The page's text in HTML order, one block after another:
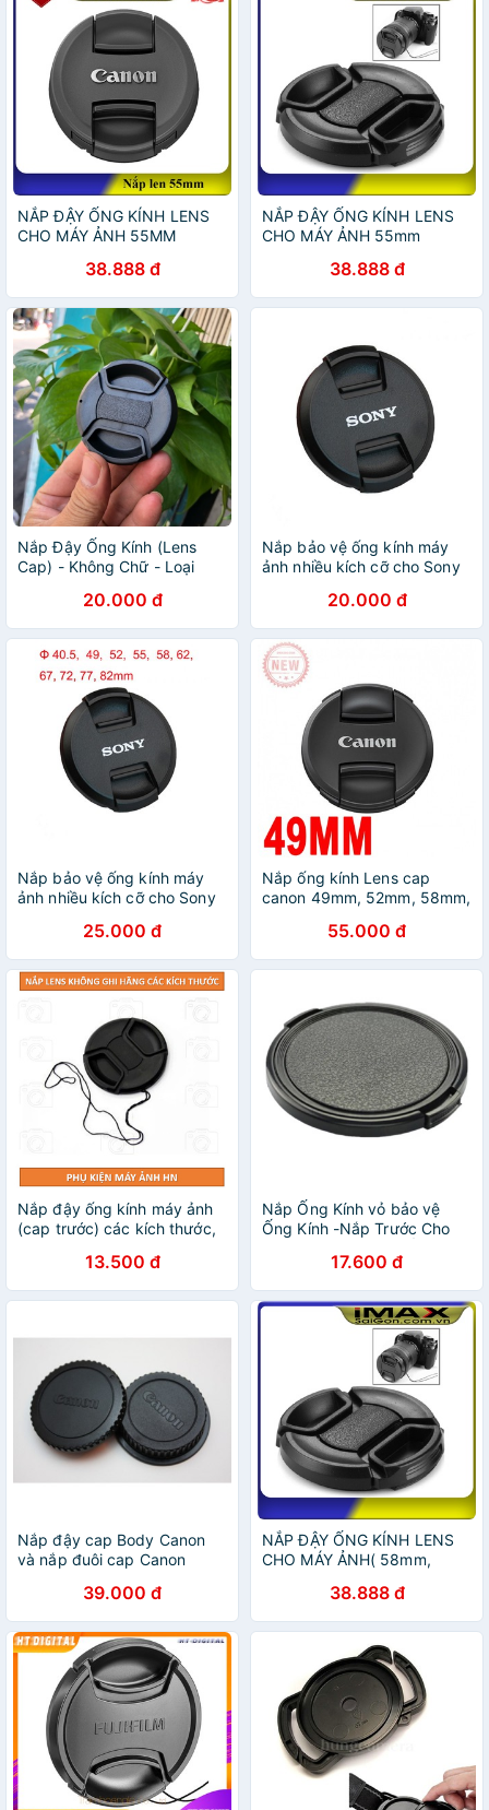
NẮP ĐẬY ỐNG KÍNH LENS
CHO MÁY ẢNH 55MM
38.888 đ
NẮP ĐẬY ỐNG KÍNH LENS
CHO MÁY ẢNH 55mm
38.888 đ
Nắp Đậy Ống Kính (Lens
Cap) - Không Chữ - Loại
20.000 đ
Nắp bảo vệ ống kính máy
ảnh nhiều kích cỡ cho Sony
20.000 đ
Nắp bảo vệ ống kính máy
ảnh nhiều kích cỡ cho Sony
25.000 đ
Nắp ống kính Lens cap
canon 49mm, 52mm, 58mm,
77mm. 82mm55.000 đ
Nắp đậy ống kính máy ảnh
(cap trước) các kích thước,
chống mất13.500 đ
Nắp Ống Kính vỏ bảo vệ
Ống Kính -Nắp Trước Cho
17.600 đ
Nắp đậy cap Body Canon
và nắp đuôi cap Canon
39.000 đ
NẮP ĐẬY ỐNG KÍNH LENS
CHO MÁY ẢNH( 58mm,
77mm,43mm, 55mm, 52mm,
49mm, 40.5mm, 39mm,
46mm)
38.888 đ